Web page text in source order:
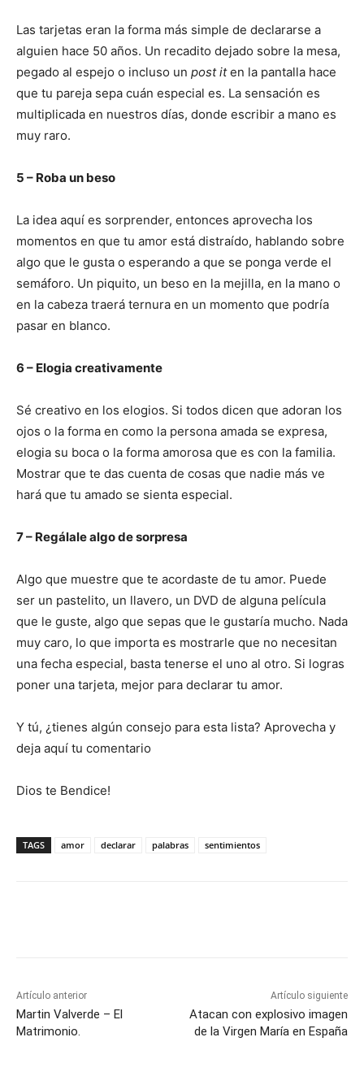
Las tarjetas eran la forma más simple de declararse a
alguien hace 50 años. Un recadito dejado sobre la mesa,
pegado al espejo o incluso un post iten la pantalla hace
que tu pareja sepa cuán especial es. La sensación es
multiplicada en nuestros días, donde escribir a mano es
muy raro.
5 – Roba un beso
La idea aquí es sorprender, entonces aprovecha los
momentos en que tu amor está distraído, hablando sobre
algo que le gusta o esperando a que se ponga verde el
semáforo. Un piquito, un beso en la mejilla, en la mano o
en la cabeza traerá ternura en un momento que podría
pasar en blanco.
6 – Elogia creativamente
Sé creativo en los elogios. Si todos dicen que adoran los
ojos o la forma en como la persona amada se expresa,
elogia su boca o la forma amorosa que es con la familia.
Mostrar que te das cuenta de cosas que nadie más ve
hará que tu amado se sienta especial.
7 – Regálale algo de sorpresa
Algo que muestre que te acordaste de tu amor. Puede
ser un pastelito, un llavero, un DVD de alguna película
que le guste, algo que sepas que le gustaría mucho. Nada
muy caro, lo que importa es mostrarle que no necesitan
una fecha especial, basta tenerse el uno al otro. Si logras
poner una tarjeta, mejor para declarar tu amor.
Y tú, ¿tienes algún consejo para esta lista? Aprovecha y
deja aquí tu comentario
Dios te Bendice!
TAGS amor declarar palabras sentimientos
Artículo anterior
Martin Valverde – El
Matrimonio.
Artículo siguiente
Atacan con explosivo imagen
de la Virgen María en España